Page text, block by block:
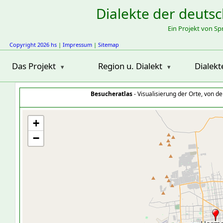
Dialekte der
Ein Projekt von
Copyright 2026 hs | Impressum | Sitemap
Das Projekt Region u. Dialekt
Besucheratlas- Visualisierung der Orte, von
+
−